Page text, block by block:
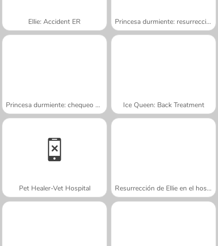
Ellie: Accident ER Princesa durmiente: resurrección
Princesa durmiente: chequeo de embarazo Ice Queen: Back Treatment
Pet Healer-Vet Hospital Resurrección de Ellie en el hospital